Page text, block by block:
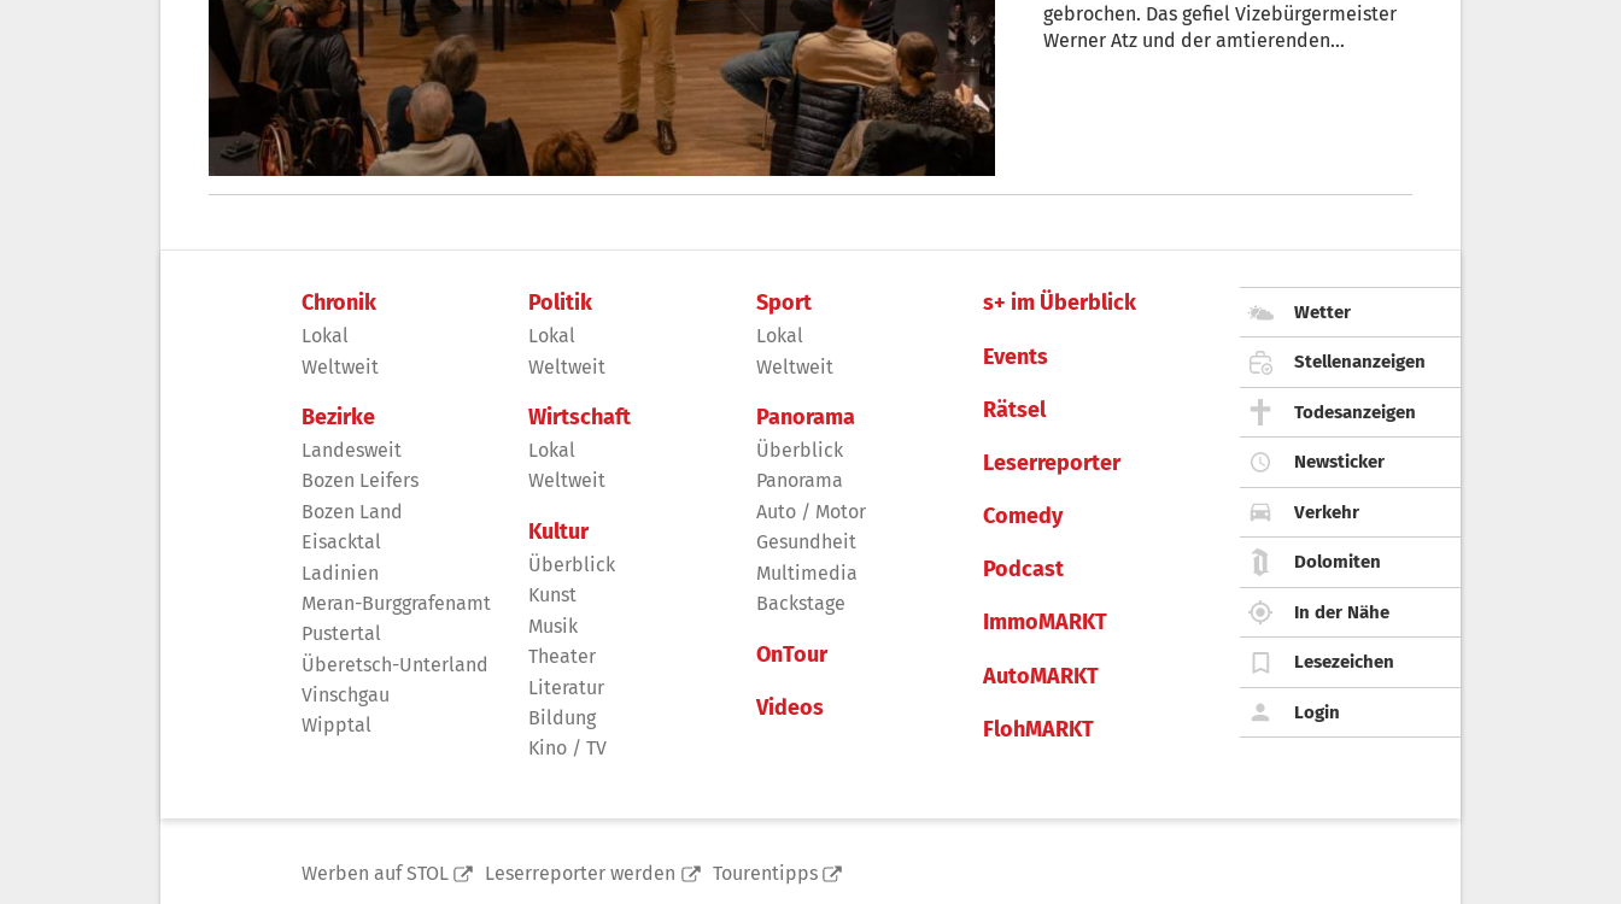
gebrochen. Das gefiel Vizebürgermeister
Werner Atz und der amtierenden
Chronik
Lokal
Weltweit
Bezirke
Landesweit
Bozen Leifers
Bozen Land
Eisacktal
Ladinien
Meran-Burggrafenamt
Pustertal
Überetsch-Unterland
Vinschgau
Wipptal
Politik
Lokal
Weltweit
Wirtschaft
Lokal
Weltweit
Kultur
Überblick
Kunst
Musik
Theater
Literatur
Bildung
Kino / TV
Sport
Lokal
Weltweit
Panorama
Überblick
Panorama
Auto / Motor
Gesundheit
Multimedia
Backstage
OnTour
Videos
s+ im Überblick
Events
Rätsel
Leserreporter
Comedy
Podcast
ImmoMARKT
AutoMARKT
FlohMARKT
Wetter
Stellenanzeigen
Todesanzeigen
Newsticker
Verkehr
Dolomiten
In der Nähe
Lesezeichen
Login
Werben auf STOL Leserreporter werden Tourentipps